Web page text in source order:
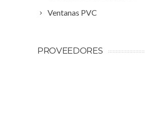
Ventanas PVC
PROVEEDORES